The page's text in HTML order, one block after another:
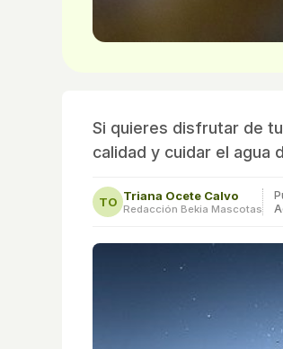
Si quieres disfrutar de
calidad y cuidar el agua
TO Triana Ocete Calvo
Redacción Bekia Mascotas